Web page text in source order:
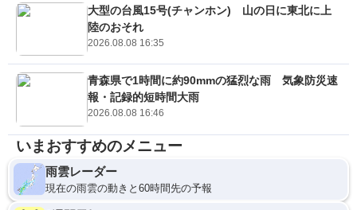
大型の台風15号(チャンホン) 山の日に東北に上
陸のおそれ
2026.08.08 16:35
青森県で1時間に約90mmの猛烈な雨 気象防災速
報・記録的短時間大雨
2026.08.08 16:46
いまおすすめのメニュー
雨雲レーダー
現在の雨雲の動きと60時間先の予報